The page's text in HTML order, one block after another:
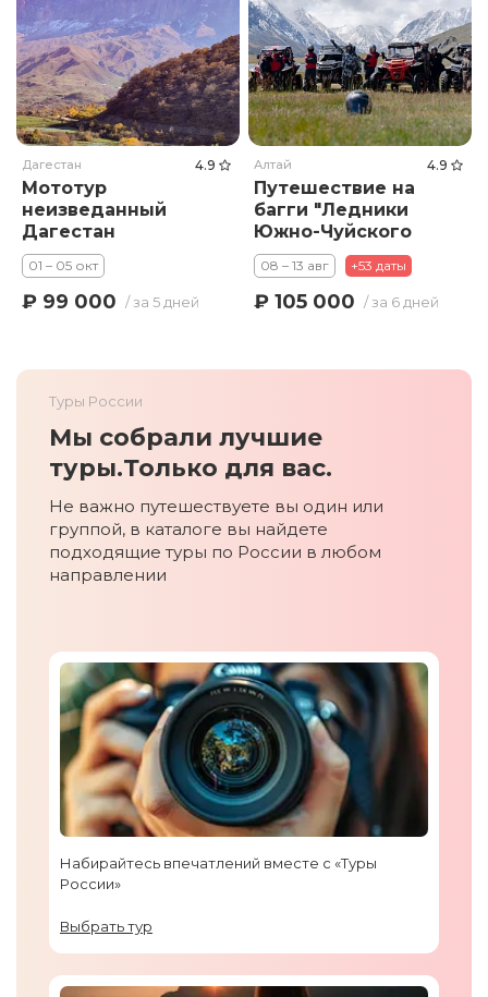
Дагестан 4.9
Мототур
неизведанный
Дагестан
01 – 05 окт
₽ 99 000 / за 5 дней
Алтай 4.9
Путешествие на
багги "Ледники
Южно-Чуйского
хребта"
08 – 13 авг +53 даты
₽ 105 000 / за 6 дней
Туры России
Мы собрали лучшие
туры.Только для вас.
Не важно путешествуете вы один или
группой, в каталоге вы найдете
подходящие туры по России в любом
направлении
Набирайтесь впечатлений вместе с «Туры
России»
Выбрать тур